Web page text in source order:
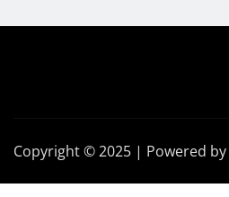
Copyright © 2025 | Powered by